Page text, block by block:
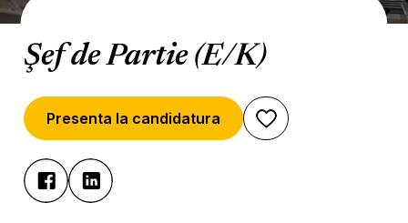
Şef de Partie (E/K)
Presenta la candidatura